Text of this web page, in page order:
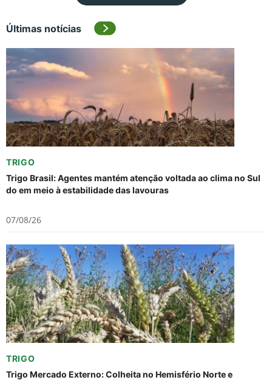
Últimas notícias
TRIGO
Trigo Brasil: Agentes mantém atenção voltada ao clima no Sul
do em meio à estabilidade das lavouras
07/08/26
TRIGO
Trigo Mercado Externo: Colheita no Hemisfério Norte e